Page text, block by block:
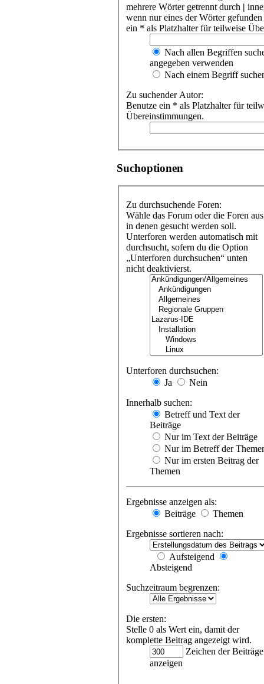
mehrere Wörter getrennt durch |
wenn nur eines der Wörter
ein * als Platzhalter für teilweise
Nach allen Begriffen
angegeben verwenden
Nach einem Begriff
Zu suchender Autor:
Benutze ein * als Platzhalter für
Übereinstimmungen.
Suchoptionen
Zu durchsuchende Foren:
Wähle das Forum oder die Foren
in denen gesucht werden soll.
Unterforen werden automatisch mit
durchsucht, sofern du die Option
„Unterforen durchsuchen“ unten
nicht deaktivierst.
Unterforen durchsuchen:
Ja
Nein
Innerhalb suchen:
Betreff und Text der
Beiträge
Nur im Text der Beiträge
Nur im Betreff der
Nur im ersten Beitrag der
Themen
Ergebnisse anzeigen als:
Beiträge
Themen
Ergebnisse sortieren nach:
Aufsteigend
Absteigend
Suchzeitraum begrenzen:
Die ersten:
Stelle 0 als Wert ein, damit der
komplette Beitrag angezeigt wird.
Zeichen der Beiträge
anzeigen